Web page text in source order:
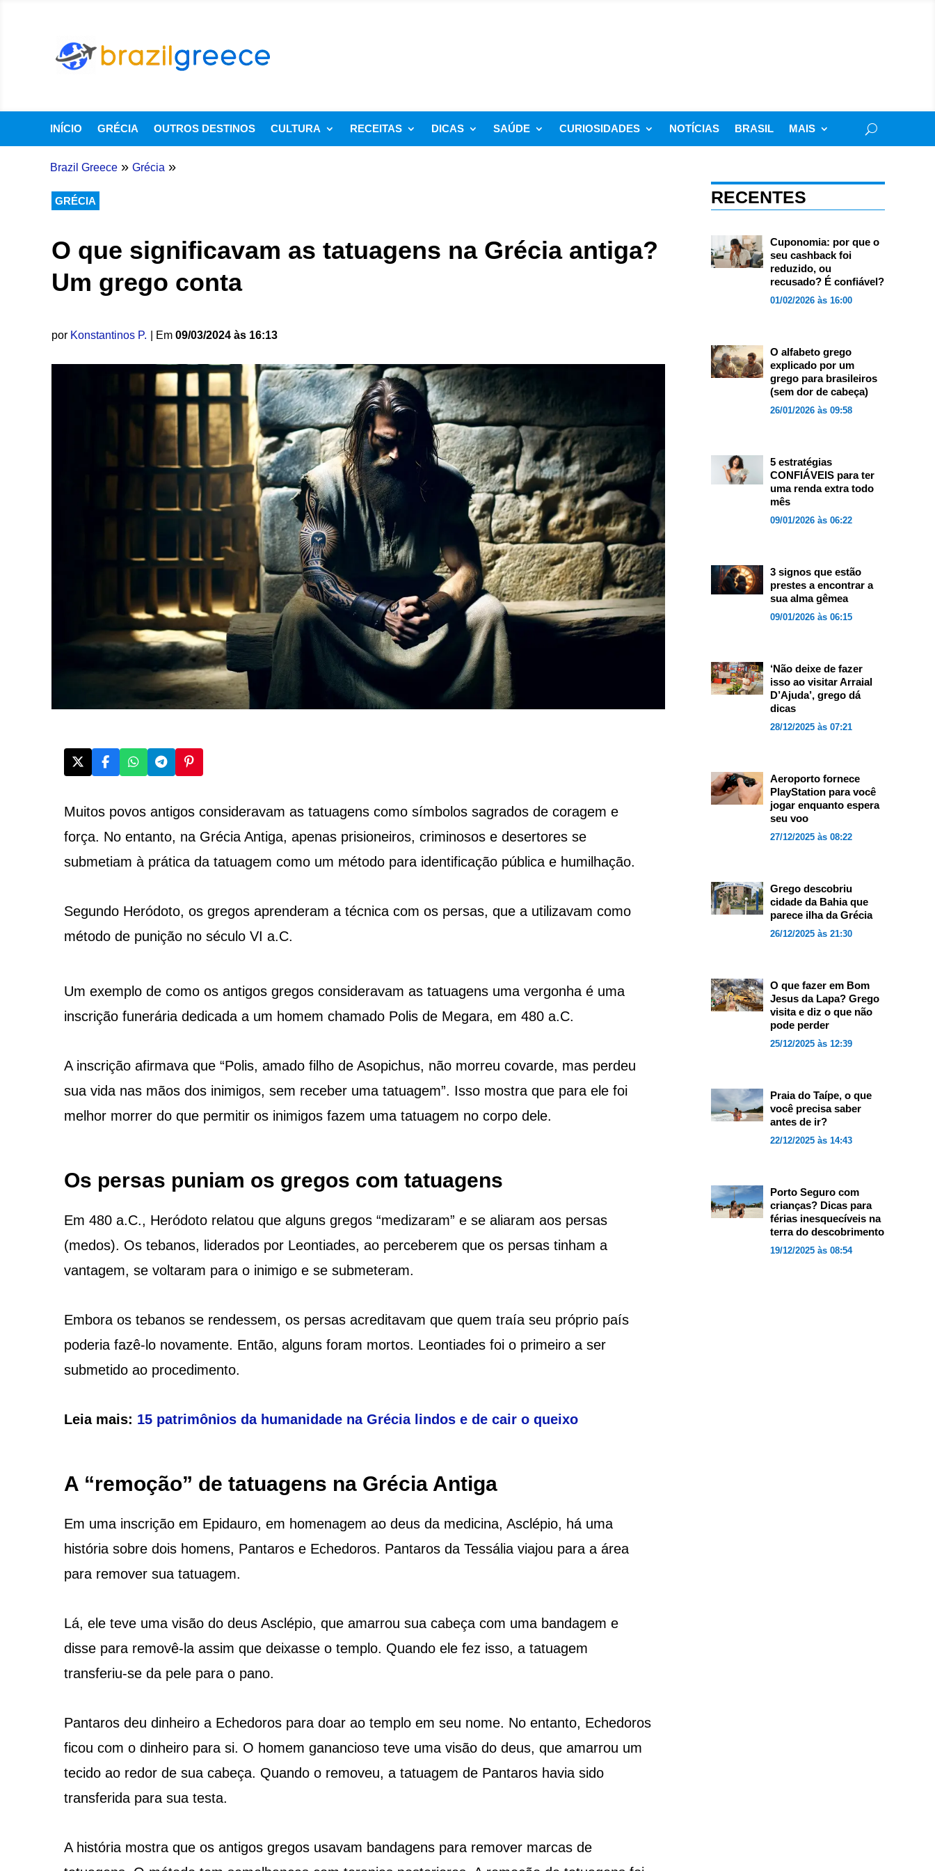
INÍCIO GRÉCIA OUTROS DESTINOS CULTURA RECEITAS DICAS SAÚDE CURIOSIDADES NOTÍCIAS BRASIL MAIS
Brazil Greece » Grécia »
GRÉCIA
O que significavam as tatuagens na Grécia antiga?
Um grego conta
por Konstantinos P. | Em 09/03/2024 às 16:13
Muitos povos antigos consideravam as tatuagens como símbolos sagrados de coragem e
força. No entanto, na Grécia Antiga, apenas prisioneiros, criminosos e desertores se
submetiam à prática da tatuagem como um método para identificação pública e humilhação.
Segundo Heródoto, os gregos aprenderam a técnica com os persas, que a utilizavam como
método de punição no século VI a.C.
Um exemplo de como os antigos gregos consideravam as tatuagens uma vergonha é uma
inscrição funerária dedicada a um homem chamado Polis de Megara, em 480 a.C.
A inscrição afirmava que “Polis, amado filho de Asopichus, não morreu covarde, mas perdeu
sua vida nas mãos dos inimigos, sem receber uma tatuagem”. Isso mostra que para ele foi
melhor morrer do que permitir os inimigos fazem uma tatuagem no corpo dele.
Os persas puniam os gregos com tatuagens
Em 480 a.C., Heródoto relatou que alguns gregos “medizaram” e se aliaram aos persas
(medos). Os tebanos, liderados por Leontiades, ao perceberem que os persas tinham a
vantagem, se voltaram para o inimigo e se submeteram.
Embora os tebanos se rendessem, os persas acreditavam que quem traía seu próprio país
poderia fazê-lo novamente. Então, alguns foram mortos. Leontiades foi o primeiro a ser
submetido ao procedimento.
Leia mais: 15 patrimônios da humanidade na Grécia lindos e de cair o queixo
A “remoção” de tatuagens na Grécia Antiga
Em uma inscrição em Epidauro, em homenagem ao deus da medicina, Asclépio, há uma
história sobre dois homens, Pantaros e Echedoros. Pantaros da Tessália viajou para a área
para remover sua tatuagem.
Lá, ele teve uma visão do deus Asclépio, que amarrou sua cabeça com uma bandagem e
disse para removê-la assim que deixasse o templo. Quando ele fez isso, a tatuagem
transferiu-se da pele para o pano.
Pantaros deu dinheiro a Echedoros para doar ao templo em seu nome. No entanto, Echedoros
ficou com o dinheiro para si. O homem ganancioso teve uma visão do deus, que amarrou um
tecido ao redor de sua cabeça. Quando o removeu, a tatuagem de Pantaros havia sido
transferida para sua testa.
A história mostra que os antigos gregos usavam bandagens para remover marcas de
RECENTES
Cuponomia: por que o
seu cashback foi
reduzido, ou
recusado? É confiável?
01/02/2026 às 16:00
O alfabeto grego
explicado por um
grego para brasileiros
(sem dor de cabeça)
26/01/2026 às 09:58
5 estratégias
CONFIÁVEIS para ter
uma renda extra todo
mês
09/01/2026 às 06:22
3 signos que estão
prestes a encontrar a
sua alma gêmea
09/01/2026 às 06:15
‘Não deixe de fazer
isso ao visitar Arraial
D’Ajuda’, grego dá
dicas
28/12/2025 às 07:21
Aeroporto fornece
PlayStation para você
jogar enquanto espera
seu voo
27/12/2025 às 08:22
Grego descobriu
cidade da Bahia que
parece ilha da Grécia
26/12/2025 às 21:30
O que fazer em Bom
Jesus da Lapa? Grego
visita e diz o que não
pode perder
25/12/2025 às 12:39
Praia do Taípe, o que
você precisa saber
antes de ir?
22/12/2025 às 14:43
Porto Seguro com
crianças? Dicas para
férias inesquecíveis na
terra do descobrimento
19/12/2025 às 08:54